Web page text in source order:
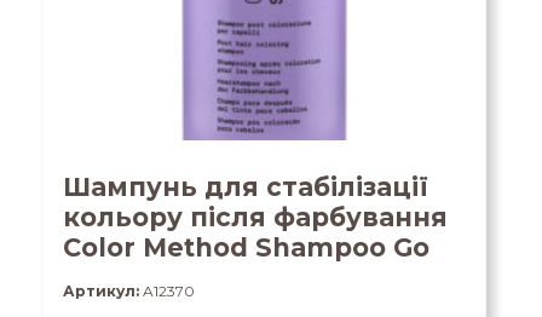
Шампунь для стабілізації
кольору після фарбування
Color Method Shampoo Go
Артикул: A12370